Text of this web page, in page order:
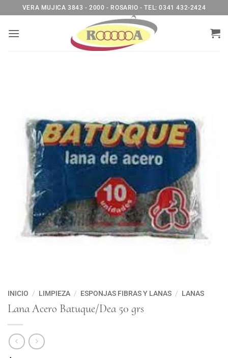
al
contenido
VERA MUJICA 3843 - 2000 - ROSARIO - TEL: 0341 432-2424
INICIO / LIMPIEZA / ESPONJAS FIBRAS Y LANAS / LANAS
Lana Acero Batuque/Dea 50 grs